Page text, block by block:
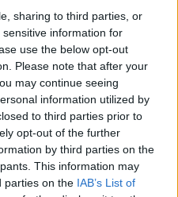
sharing to third parties, or
information for
use the below opt-out
Please note that after your
may continue seeing
information utilized by
to third parties prior to
opt-out of the further
by third parties on the
This information may
parties on the IAB’s List of
kis dióval
A tökéletes
és
keksz
cukrászdámat,